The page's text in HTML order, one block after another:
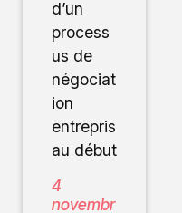
d’un
process
us de
négociat
ion
entrepris
au début
4
novembr